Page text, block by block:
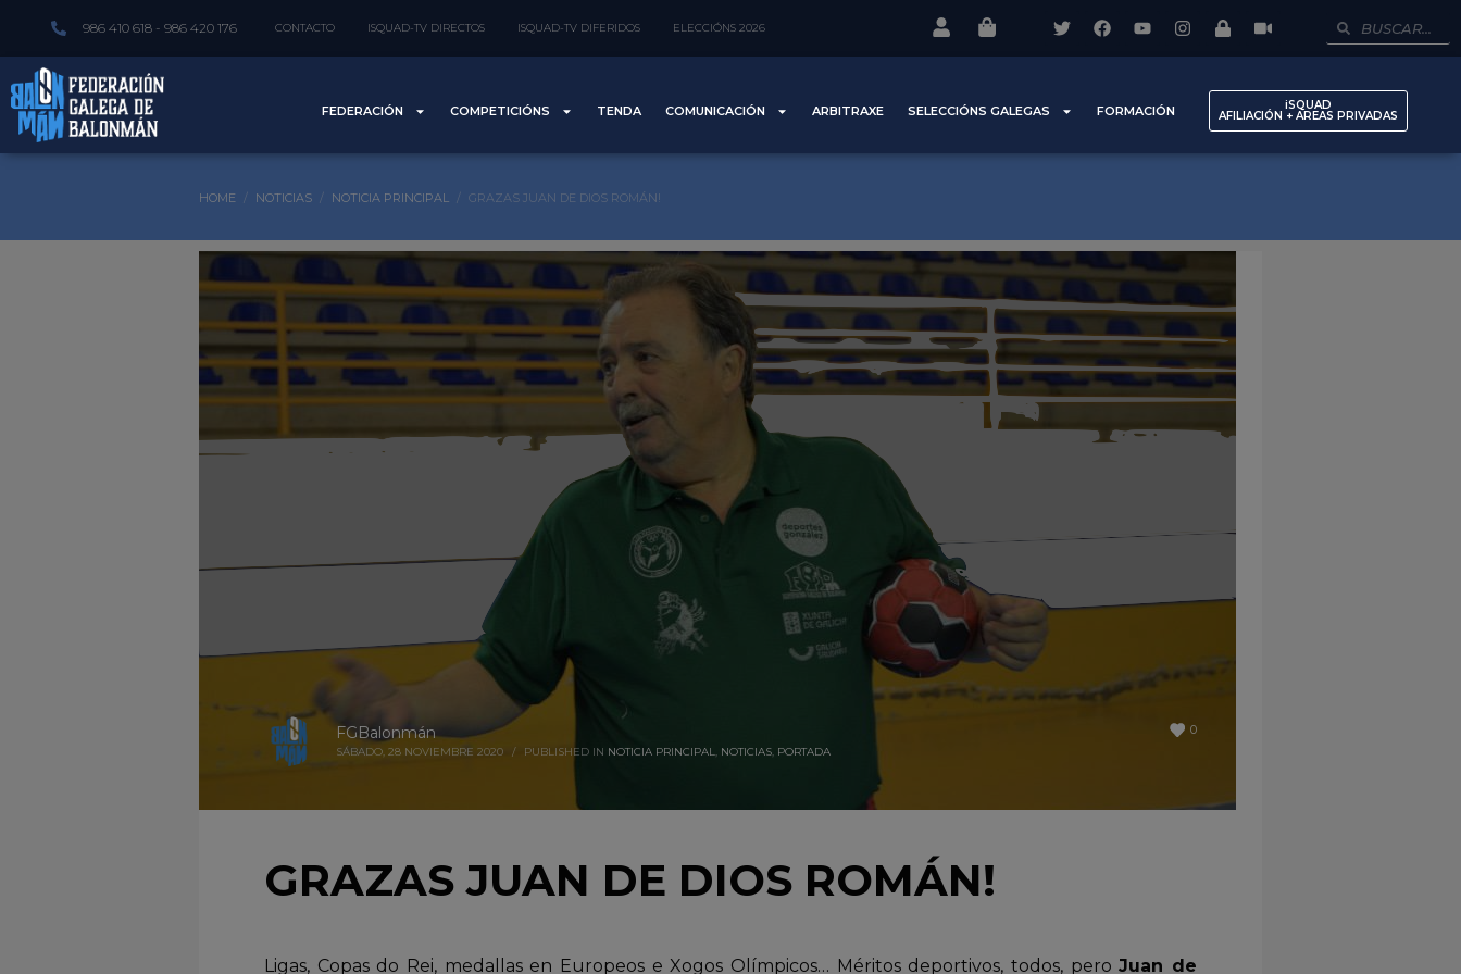
986 410 618 - 986 420 176 CONTACTO ISQUAD-TV DIRECTOS ISQUAD-TV DIFERIDOS ELECCIÓNS 2026
FEDERACIÓN COMPETICIÓNS TENDA COMUNICACIÓN ARBITRAXE SELECCIÓNS GALEGAS FORMACIÓN iSQUAD
AFILIACIÓN + AREAS PRIVADAS
HOME NOTICIAS NOTICIA PRINCIPAL GRAZAS JUAN DE DIOS ROMÁN!
0
FGBalonmán
SÁBADO, 28 NOVIEMBRE 2020 / PUBLISHED IN NOTICIA PRINCIPAL, NOTICIAS, PORTADA
GRAZAS JUAN DE DIOS ROMÁN!
Ligas, Copas do Rei, medallas en Europeos e Xogos Olímpicos… Méritos deportivos, todos, peroJuan de